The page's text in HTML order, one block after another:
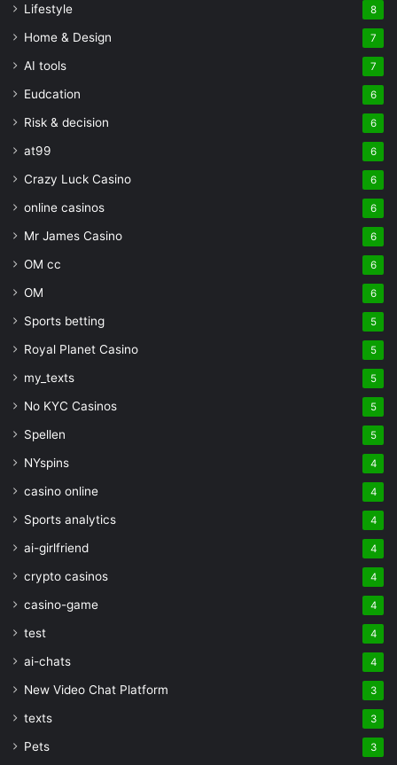
Lifestyle 8
Home & Design 7
AI tools 7
Eudcation 6
Risk & decision 6
at99 6
Crazy Luck Casino 6
online casinos 6
Mr James Casino 6
OM cc 6
OM 6
Sports betting 5
Royal Planet Casino 5
my_texts 5
No KYC Casinos 5
Spellen 5
NYspins 4
casino online 4
Sports analytics 4
ai-girlfriend 4
crypto casinos 4
casino-game 4
test 4
ai-chats 4
New Video Chat Platform 3
texts 3
Pets 3